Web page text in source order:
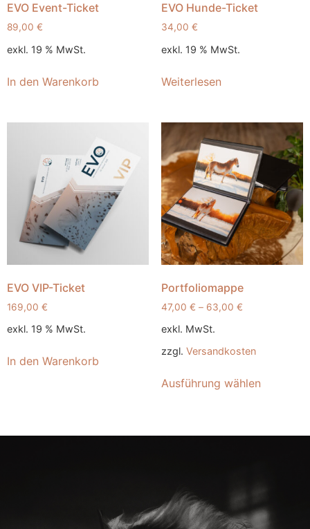
EVO Event-Ticket
89,00 €
exkl. 19 % MwSt.
In den Warenkorb
EVO Hunde-Ticket
34,00 €
exkl. 19 % MwSt.
Weiterlesen
EVO VIP-Ticket
169,00 €
exkl. 19 % MwSt.
In den Warenkorb
Portfoliomappe
47,00 € – 63,00 €
exkl. MwSt.
zzgl. Versandkosten
Ausführung wählen